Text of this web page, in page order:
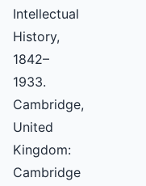
Intellectual
History,
1842–
1933.
Cambridge,
United
Kingdom:
Cambridge